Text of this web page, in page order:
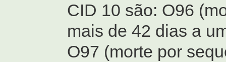
CID 10 são: O96
mais de 42 dias a
O97 (morte por